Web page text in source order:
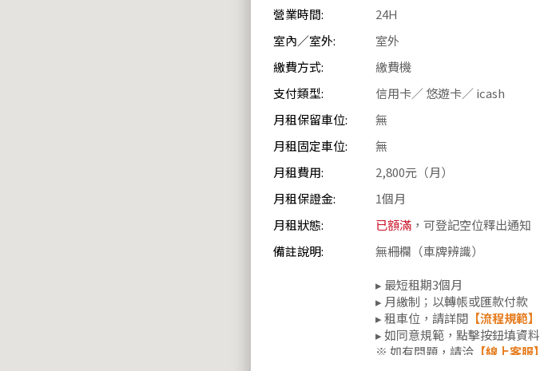
營業時間:
24H
室內／室外:
室外
繳費方式:
繳費機
支付類型:
信用卡／ 悠遊卡／ icash
月租保留車位:
無
月租固定車位:
無
月租費用:
2,800元（月）
月租保證金:
1個月
月租狀態:
已額滿 ，可登記空位釋出通知
備註說明:
無柵欄（車牌辨識）
▸ 最短租期3個月
▸ 月繳制；以轉帳或匯款付款
▸ 租車位，請詳閱 【流程規範】
▸ 如同意規範，點擊按鈕填資料
※ 如有問題，請洽 【線上客服】